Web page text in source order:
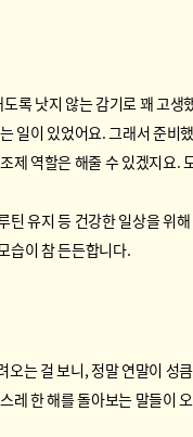
록 낫지 않는 감기로 꽤 고
일이 있었어요. 그래서 준비
제 역할은 해줄 수 있겠지요.
틴 유지 등 건강한 일상을 위
습이 참 든든합니다.
오는 걸 보니, 정말 연말이 성
레 한 해를 돌아보는 말들이